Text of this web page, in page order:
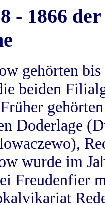
- 1866
gehörten
beiden
Doderlage
wurde im
Freudenfier